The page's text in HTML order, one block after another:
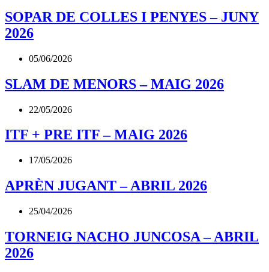
SOPAR DE COLLES I PENYES – JUNY
2026
05/06/2026
SLAM DE MENORS – MAIG 2026
22/05/2026
ITF + PRE ITF – MAIG 2026
17/05/2026
APRÈN JUGANT – ABRIL 2026
25/04/2026
TORNEIG NACHO JUNCOSA – ABRIL
2026